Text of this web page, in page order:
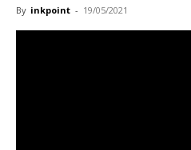
By inkpoint - 19/05/2021